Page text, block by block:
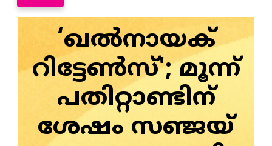
‘ഖൽനായക്
റിട്ടേൺസ്‌'; മൂന്ന്
പതിറ്റാണ്ടിന്
ശേഷം സഞ്ജയ്